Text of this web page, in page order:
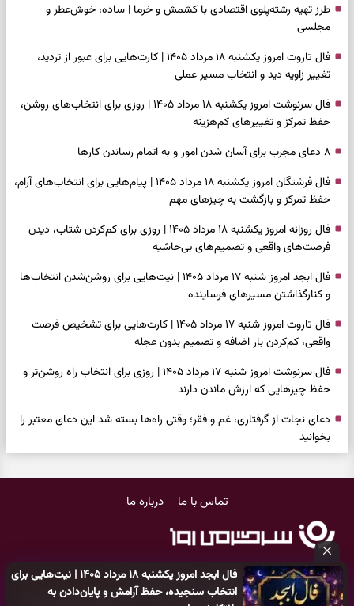
فال ابجد امروز یکشنبه ۱۸ مرداد ۱۴۰۵ | نیت‌هایی برای
انتخاب سنجیده، حفظ آرامش و پایان‌دادن به
طرز تهیه رشته‌پلوی اقتصادی با کشمش و خرما | ساده، خوش‌عطر و
مجلسی
فال تاروت امروز یکشنبه ۱۸ مرداد ۱۴۰۵ | کارت‌هایی برای عبور از تردید،
تغییر زاویه دید و انتخاب مسیر عملی
فال سرنوشت امروز یکشنبه ۱۸ مرداد ۱۴۰۵ | روزی برای انتخاب‌های روشن،
حفظ تمرکز و تغییرهای کم‌هزینه
۸ دعای مجرب برای آسان شدن امور و به اتمام رساندن کار‌ها
فال فرشتگان امروز یکشنبه ۱۸ مرداد ۱۴۰۵ | پیام‌هایی برای انتخاب‌های آرام،
حفظ تمرکز و بازگشت به چیزهای مهم
فال روزانه امروز یکشنبه ۱۸ مرداد ۱۴۰۵ | روزی برای کم‌کردن شتاب، دیدن
فرصت‌های واقعی و تصمیم‌های بی‌حاشیه
فال ابجد امروز شنبه ۱۷ مرداد ۱۴۰۵ | نیت‌هایی برای روشن‌شدن انتخاب‌ها
و کنارگذاشتن مسیرهای فرساینده
فال تاروت امروز شنبه ۱۷ مرداد ۱۴۰۵ | کارت‌هایی برای تشخیص فرصت
واقعی، کم‌کردن بار اضافه و تصمیم بدون عجله
فال سرنوشت امروز شنبه ۱۷ مرداد ۱۴۰۵ | روزی برای انتخاب راه روشن‌تر و
حفظ چیزهایی که ارزش ماندن دارند
دعای نجات از گرفتاری، غم و فقر؛ وقتی راه‌ها بسته شد این دعای معتبر را
بخوانید
جمع‌کردن حاشیه‌ها
و عمل به مسئولیت‌ها
تماس با ما درباره ما
کلیه حقوق مادی و معنوی این سایت متعلق بهپایگاه خبری سرگرمی روز